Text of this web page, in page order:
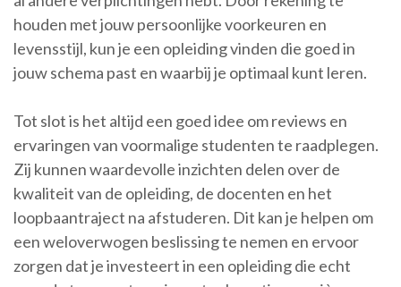
houden met jouw persoonlijke voorkeuren en
levensstijl, kun je een opleiding vinden die goed in
jouw schema past en waarbij je optimaal kunt leren.
Tot slot is het altijd een goed idee om reviews en
ervaringen van voormalige studenten te raadplegen.
Zij kunnen waardevolle inzichten delen over de
kwaliteit van de opleiding, de docenten en het
loopbaantraject na afstuderen. Dit kan je helpen om
een weloverwogen beslissing te nemen en ervoor
zorgen dat je investeert in een opleiding die echt